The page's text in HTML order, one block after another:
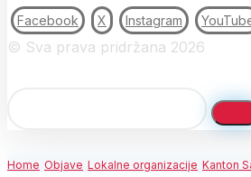
Facebook X Instagram
© Sva prava pridržana 2026
Home Objave Lokalne organizacije Kanton